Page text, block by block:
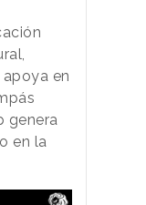
en
genera
en la